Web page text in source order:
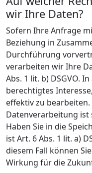
wir Ihre Daten?
Sofern Ihre Anfrage
Beziehung in
Durchführung
verarbeiten wir Ihre
Abs. 1 lit. b) DSGVO.
berechtigtes
effektiv zu
Datenverarbeitung ist
Haben Sie in die
ist Art. 6 Abs. 1 lit. a)
diesem Fall können
Wirkung für die